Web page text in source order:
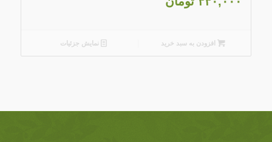
افزودن به سبد خرید نمایش جزئیات